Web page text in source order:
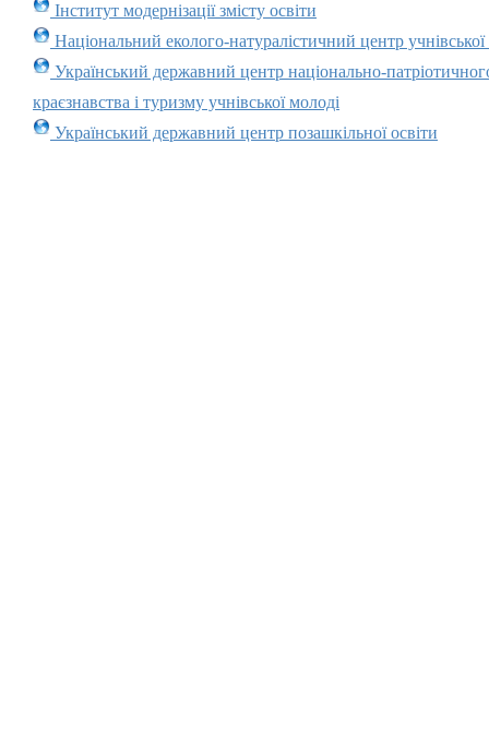
Інститут модернізації змісту освіти
Національний еколого-натуралістичний центр учнівської
Український державний центр національно-
краєзнавства і туризму учнівської молоді
Український державний центр позашкільної освіти